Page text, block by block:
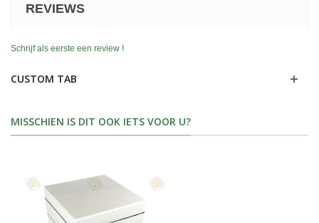
REVIEWS
Schrijf als eerste een review !
CUSTOM TAB
MISSCHIEN IS DIT OOK IETS VOOR U?